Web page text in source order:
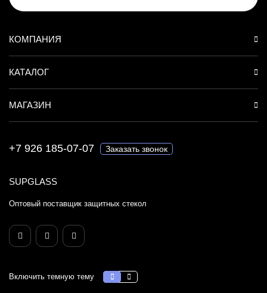
SUPGLASS
Оптовый поставщик защитных стекол
КОМПАНИЯ
КАТАЛОГ
МАГАЗИН
+7 926 185-07-07 Заказать звонок